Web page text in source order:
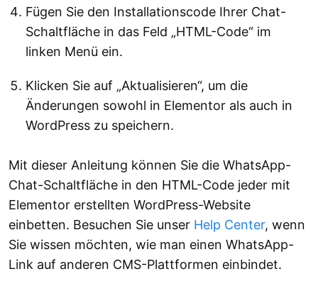
Fügen Sie den Installationscode Ihrer Chat-
Schaltfläche in das Feld „HTML-Code“ im
linken Menü ein.
Klicken Sie auf „Aktualisieren“, um die
Änderungen sowohl in Elementor als auch in
WordPress zu speichern.
Mit dieser Anleitung können Sie die WhatsApp-
Chat-Schaltfläche in den HTML-Code jeder mit
Elementor erstellten WordPress-Website
einbetten. Besuchen Sie unser Help Center, wenn
Sie wissen möchten, wie man einen WhatsApp-
Link auf anderen CMS-Plattformen einbindet.